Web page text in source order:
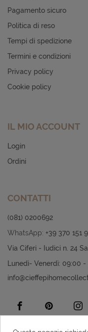
Pagamento sicuro
Politica di reso
Tempi di spedizione
Termini e condizioni
Privacy policy
Cookie policy
IL MIO ACCOUNT
Login
Ordini
CONTATTI
(081) 0200692
WhatsApp: +39 370 151
Via Ciferi - Iudici n. 24
Lunedì- Venerdì: 09:00 -